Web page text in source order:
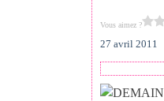
Vous aimez ?
27 avril 2011